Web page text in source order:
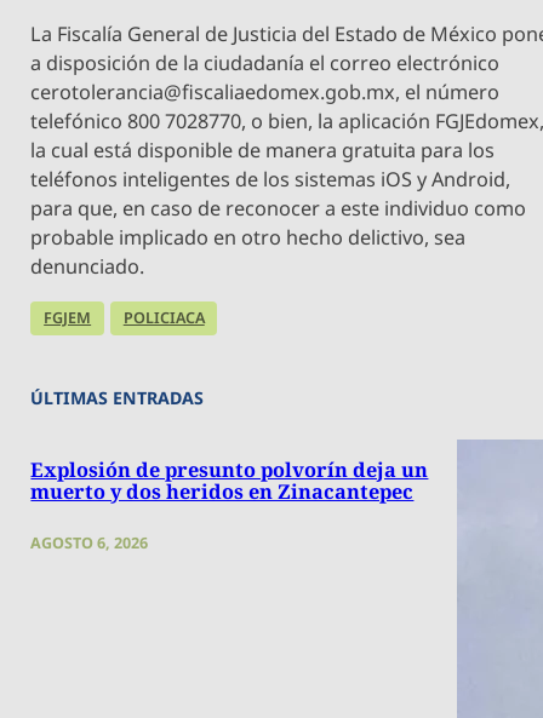
La Fiscalía General de Justicia del Estado de México
a disposición de la ciudadanía el correo electrónico
cerotolerancia@fiscaliaedomex.gob.mx, el número
telefónico 800 7028770, o bien, la aplicación
la cual está disponible de manera gratuita para los
teléfonos inteligentes de los sistemas iOS y Android,
para que, en caso de reconocer a este individuo como
probable implicado en otro hecho delictivo, sea
denunciado.
FGJEM POLICIACA
ÚLTIMAS ENTRADAS
Explosión de presunto polvorín deja un
muerto y dos heridos en Zinacantepec
AGOSTO 6, 2026